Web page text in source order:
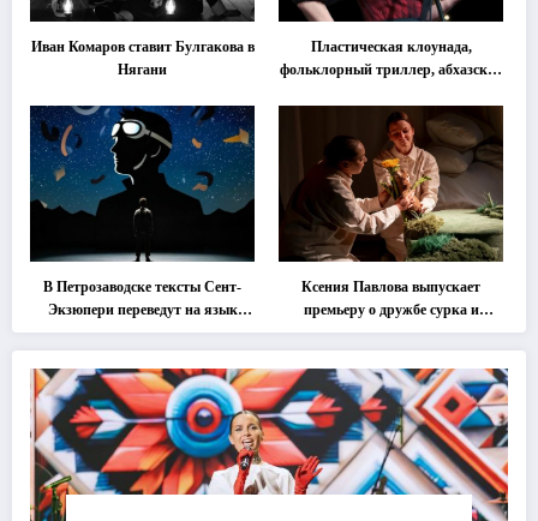
Иван Комаров ставит Булгакова в
Нягани
Пластическая клоунада,
фольклорный триллер, абхазская
втором этапе фестиваля
«Монокль»
В Петрозаводске тексты Сент-
Экзюпери переведут на язык
современной хореографии
Ксения Павлова выпускает
премьеру о дружбе сурка и
одуванчика